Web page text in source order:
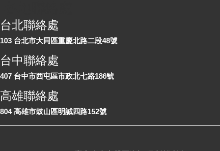
台北聯絡處
103 台北市大同區重慶北路二段48號
台中聯絡處
407 台中市西屯區市政北七路186號
高雄聯絡處
804 高雄市鼓山區明誠四路152號